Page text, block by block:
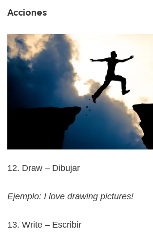
Acciones
12. Draw – Dibujar
Ejemplo: I love drawing pictures!
13. Write – Escribir